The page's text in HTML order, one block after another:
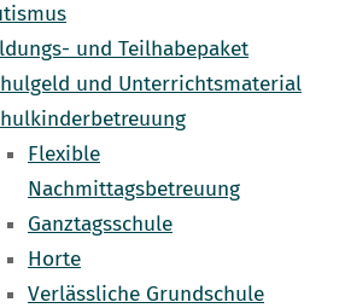
und Teilhabepaket
und Unterrichtsmaterial
Flexible
Nachmittagsbetreuung
Ganztagsschule
Horte
Verlässliche Grundschule